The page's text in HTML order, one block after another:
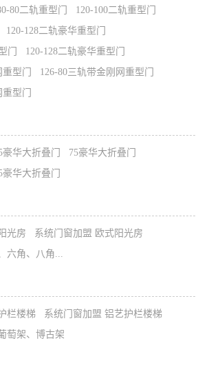
80二轨重型门
120-100二轨重型门
120-128二轨豪华重型门
门
120-128二轨豪华重型门
型门
126-80三轨带金刚网重型门
型门
豪华大折叠门
75豪华大折叠门
豪华大折叠门
光房
系统门窗加盟 欧式阳光房
六角、八角...
栏楼梯
系统门窗加盟 铝艺护栏楼梯
萄架、博古架